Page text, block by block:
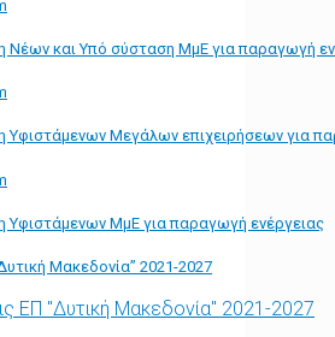
Νέων και Υπό σύσταση ΜμΕ για παραγωγή
Υφιστάμενων Μεγάλων επιχειρήσεων για
Υφιστάμενων ΜμΕ για παραγωγή ενέργειας
Μακεδονία” 2021-2027
ΕΠ "Δυτική Μακεδονία" 2021-2027